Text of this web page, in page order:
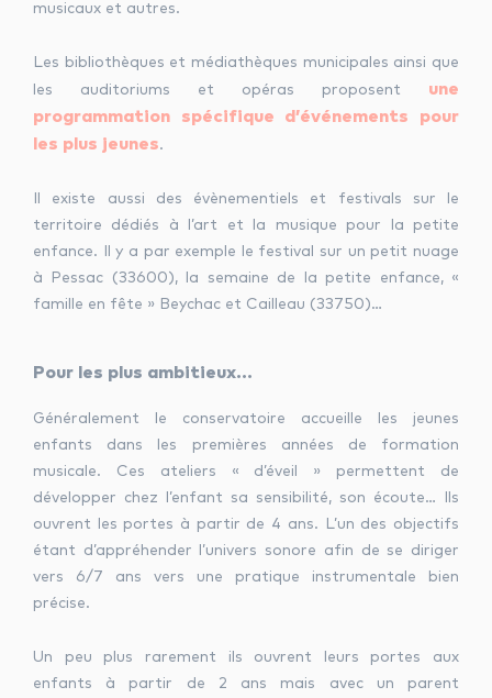
musicaux et autres.
Les bibliothèques et médiathèques municipales ainsi que
les auditoriums et opéras proposent une
programmation spécifique d’événements pour
les plus jeunes.
Il existe aussi des évènementiels et festivals sur le
territoire dédiés à l’art et la musique pour la petite
enfance. Il y a par exemple le festival sur un petit nuage
à Pessac (33600), la semaine de la petite enfance, «
famille en fête » Beychac et Cailleau (33750)…
Pour les plus ambitieux…
Généralement le conservatoire accueille les jeunes
enfants dans les premières années de formation
musicale. Ces ateliers « d’éveil » permettent de
développer chez l’enfant sa sensibilité, son écoute… Ils
ouvrent les portes à partir de 4 ans. L’un des objectifs
étant d’appréhender l’univers sonore afin de se diriger
vers 6/7 ans vers une pratique instrumentale bien
précise.
Un peu plus rarement ils ouvrent leurs portes aux
enfants à partir de 2 ans mais avec un parent